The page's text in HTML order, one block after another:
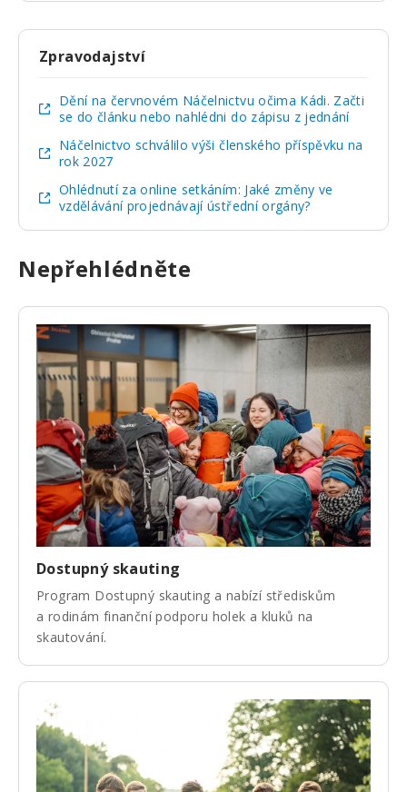
Zpravodajství
Dění na červnovém Náčelnictvu očima Kádi. Začti
se do článku nebo nahlédni do zápisu z jednání
Náčelnictvo schválilo výši členského příspěvku na
rok 2027
Ohlédnutí za online setkáním: Jaké změny ve
vzdělávání projednávají ústřední orgány?
Nepřehlédněte
Dostupný skauting
Program Dostupný skauting a nabízí střediskům
a rodinám finanční podporu holek a kluků na
skautování.